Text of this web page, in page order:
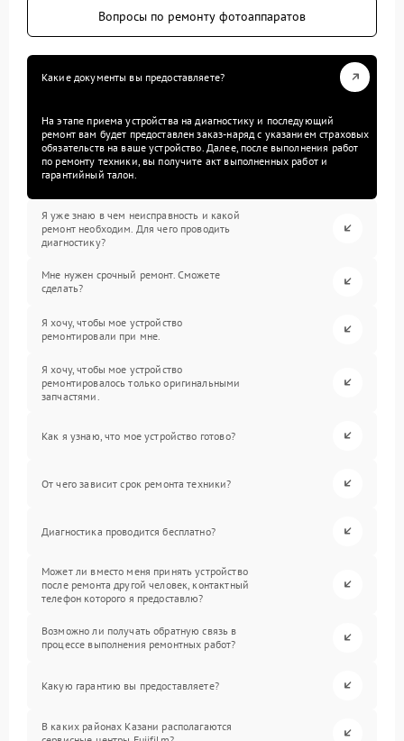
Вопросы по ремонту фотоаппаратов
Какие документы вы предоставляете?
На этапе приема устройства на диагностику и последующий
ремонт вам будет предоставлен заказ-наряд с указанием страховых
обязательств на ваше устройство. Далее, после выполнения работ
по ремонту техники, вы получите акт выполненных работ и
гарантийный талон.
Я уже знаю в чем неисправность и какой
ремонт необходим. Для чего проводить
диагностику?
Мне нужен срочный ремонт. Сможете
сделать?
Я хочу, чтобы мое устройство
ремонтировали при мне.
Я хочу, чтобы мое устройство
ремонтировалось только оригинальными
запчастями.
Как я узнаю, что мое устройство готово?
От чего зависит срок ремонта техники?
Диагностика проводится бесплатно?
Может ли вместо меня принять устройство
после ремонта другой человек, контактный
телефон которого я предоставлю?
Возможно ли получать обратную связь в
процессе выполнения ремонтных работ?
Какую гарантию вы предоставляете?
В каких районах Казани располагаются